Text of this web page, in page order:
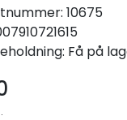
10675
Få på